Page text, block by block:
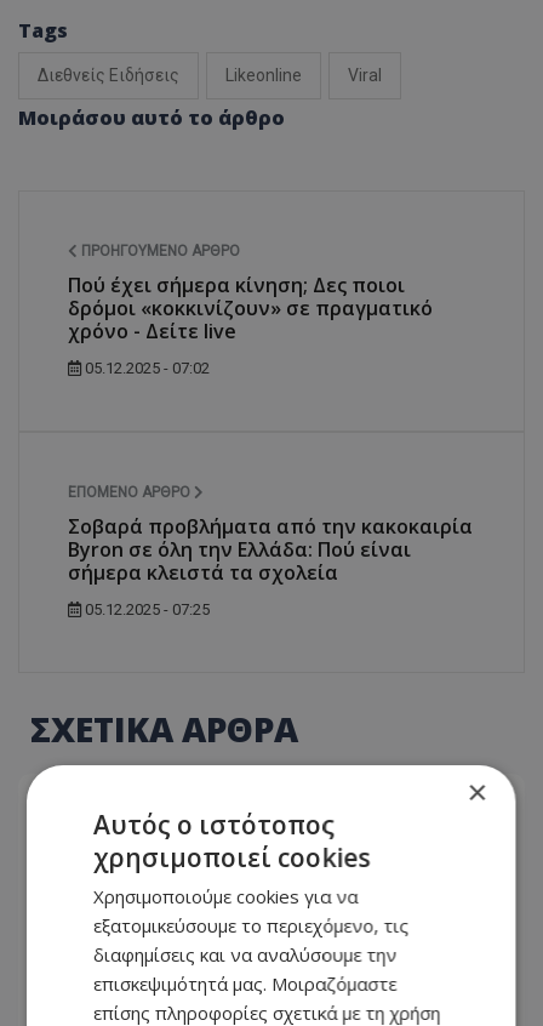
Tags
Διεθνείς Ειδήσεις Likeonline Viral
Μοιράσου αυτό το άρθρο
ΠΡΟΗΓΟΎΜΕΝΟ ΆΡΘΡΟ
Πού έχει σήμερα κίνηση; Δες ποιοι
δρόμοι «κοκκινίζουν» σε πραγματικό
χρόνο - Δείτε live
05.12.2025 - 07:02
ΕΠΌΜΕΝΟ ΆΡΘΡΟ
Σοβαρά προβλήματα από την κακοκαιρία
Byron σε όλη την Ελλάδα: Πού είναι
σήμερα κλειστά τα σχολεία
05.12.2025 - 07:25
ΣΧΕΤΙΚΑ ΑΡΘΡΑ
×
Αυτός ο ιστότοπος
χρησιμοποιεί cookies
Χρησιμοποιούμε cookies για να
εξατομικεύσουμε το περιεχόμενο, τις
διαφημίσεις και να αναλύσουμε την
επισκεψιμότητά μας. Μοιραζόμαστε
επίσης πληροφορίες σχετικά με τη χρήση